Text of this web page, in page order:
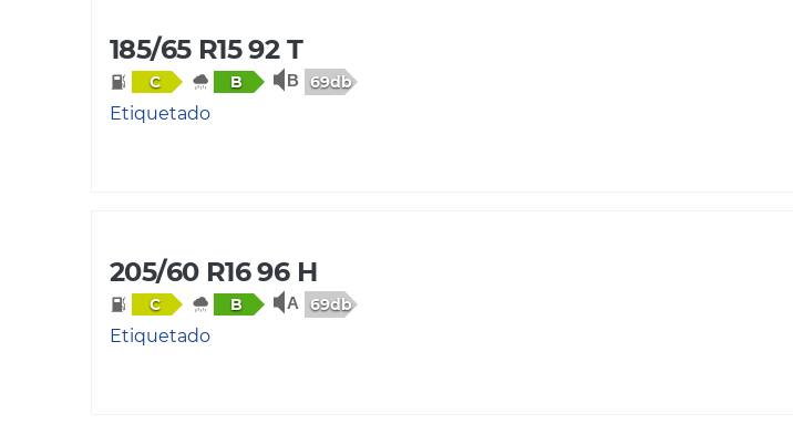
185/65 R15 92 T
C B 69db
Etiquetado
205/60 R16 96 H
C B 69db
Etiquetado